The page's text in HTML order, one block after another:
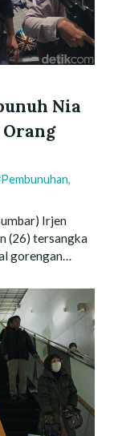
Nia
,
Irjen
(26) tersangka
gorengan…